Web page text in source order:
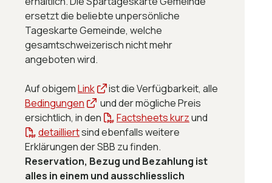
ersetzt die beliebte unpersönliche
Tageskarte Gemeinde, welche
gesamtschweizerisch nicht mehr
angeboten wird.
Auf obigemLink
ist die Verfügbarkeit, alle
Bedingungen
und dermöglichePreis
ersichtlich, in den
Factsheets kurzund
detailliertsind ebenfalls weitere
Erklärungen der SBB zu finden.
Reservation, Bezug und Bezahlung ist
alles in einem und ausschliesslich